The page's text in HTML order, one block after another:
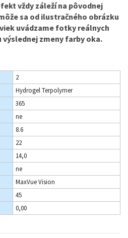
vždy záleží na pôvodnej
sa od ilustračného obrázku
uvádzame fotky reálnych
zmeny farby oka.
2
Hydrogel Terpolymer
365
ne
8.6
22
14,0
ne
MaxVue Vision
45
0,00